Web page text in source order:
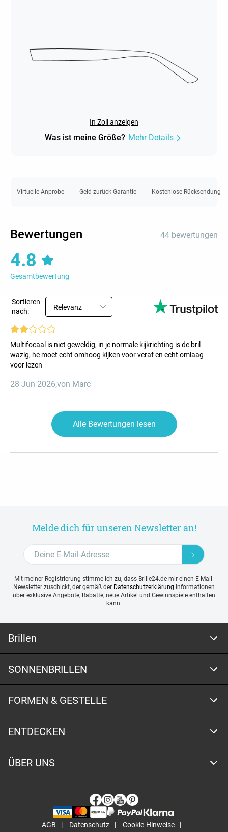
In Zoll anzeigen
Was ist meine Größe? Mehr Details
Virtuelle Anprobe Geld-zurück-Garantie Kostenlose Rücksendung
Bewertungen 44 bewertungen
4.8
Gesamtbewertung
Sortieren
nach:
Relevanz
Multifocaal is niet geweldig, in je normale kijkrichting is de bril
wazig, he moet echt omhoog kijken voor veraf en echt omlaag
voor lezen
28 Jun 2026,von Marc
Alle Bewertungen lesen
Melde dich für unseren Newsletter an!
Mit meiner Registrierung stimme ich zu, dass Brille24.de mir einen E-Mail-
Newsletter zuschickt, der gemäß der Datenschutzerklärung Informationen
über exklusive Angebote, Rabatte, neue Artikel und Gewinnspiele enthalten
kann.
Brillen
SONNENBRILLEN
FORMEN & GESTELLE
ENTDECKEN
ÜBER UNS
AGB Datenschutz Cookie-Hinweise